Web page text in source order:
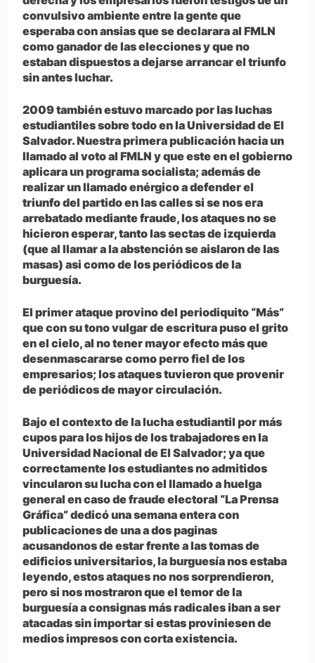
convulsivo ambiente entre la gente que
esperaba con ansias que se declarara al FMLN
como ganador de las elecciones y que no
estaban dispuestos a dejarse arrancar el triunfo
sin antes luchar.
2009 también estuvo marcado por las luchas
estudiantiles sobre todo en la Universidad de El
Salvador. Nuestra primera publicación hacia un
llamado al voto al FMLN y que este en el gobierno
aplicara un programa socialista; además de
realizar un llamado enérgico a defender el
triunfo del partido en las calles si se nos era
arrebatado mediante fraude, los ataques no se
hicieron esperar, tanto las sectas de izquierda
(que al llamar a la abstención se aislaron de las
masas) asi como de los periódicos de la
burguesía.
El primer ataque provino del periodiquito “Más”
que con su tono vulgar de escritura puso el grito
en el cielo, al no tener mayor efecto más que
desenmascararse como perro fiel de los
empresarios; los ataques tuvieron que provenir
de periódicos de mayor circulación.
Bajo el contexto de la lucha estudiantil por más
cupos para los hijos de los trabajadores en la
Universidad Nacional de El Salvador; ya que
correctamente los estudiantes no admitidos
vincularon su lucha con el llamado a huelga
general en caso de fraude electoral “La Prensa
Gráfica” dedicó una semana entera con
publicaciones de una a dos paginas
acusandonos de estar frente a las tomas de
edificios universitarios, la burguesía nos estaba
leyendo, estos ataques no nos sorprendieron,
pero si nos mostraron que el temor de la
burguesía a consignas más radicales iban a ser
atacadas sin importar si estas proviniesen de
medios impresos con corta existencia.